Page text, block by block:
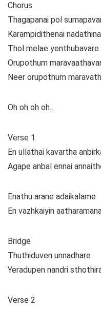
Chorus
Thagapanai pol
Karampidithenai
Thol melae yenthubavare
Orupothum
Neer orupothum
Oh oh oh oh…
Verse 1
En ullathai kavartha
Agape anbal ennai
Enathu arane adaikalame
En vazhkaiyin
Bridge
Thuthiduven unnadhare
Yeradupen nandri
Verse 2